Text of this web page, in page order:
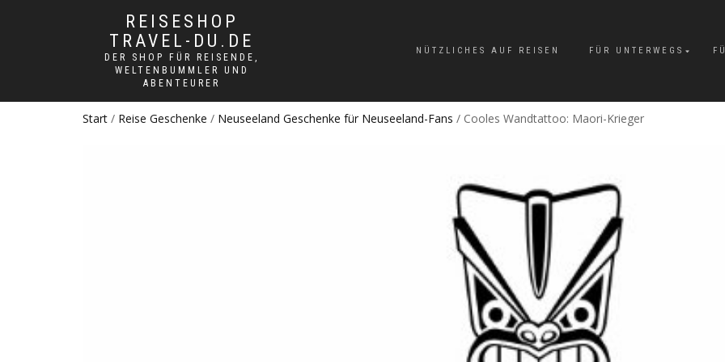
REISESHOP
TRAVEL-DU.DE
DER SHOP FÜR REISENDE,
WELTENBUMMLER UND
ABENTEURER
NÜTZLICHES AUF REISEN FÜR UNTERWEGS
Start / Reise Geschenke / Neuseeland Geschenke für Neuseeland-Fans / Cooles Wandtattoo: Maori-Krieger